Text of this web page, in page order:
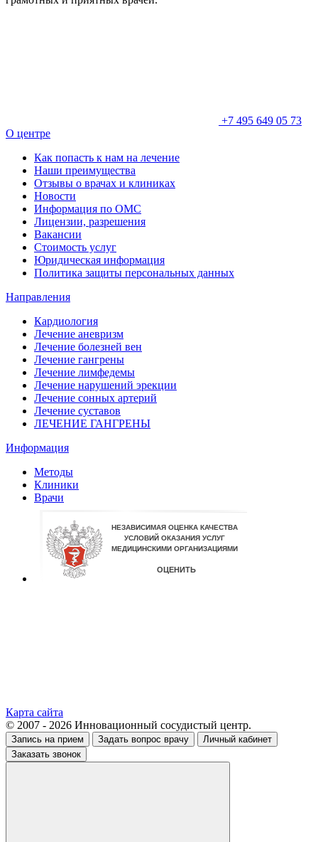
+7 495 649 05 73
О центре
Как попасть к нам на лечение
Наши преимущества
Отзывы о врачах и клиниках
Новости
Информация по ОМС
Лицензии, разрешения
Вакансии
Стоимость услуг
Юридическая информация
Политика защиты персональных данных
Направления
Кардиология
Лечение аневризм
Лечение болезней вен
Лечение гангрены
Лечение лимфедемы
Лечение нарушений эрекции
Лечение сонных артерий
Лечение суставов
ЛЕЧЕНИЕ ГАНГРЕНЫ
Информация
Методы
Клиники
Врачи
Карта сайта
© 2007 - 2026 Инновационный сосудистый центр.
Запись на прием Задать вопрос врачу
Личный кабинет
Заказать звонок